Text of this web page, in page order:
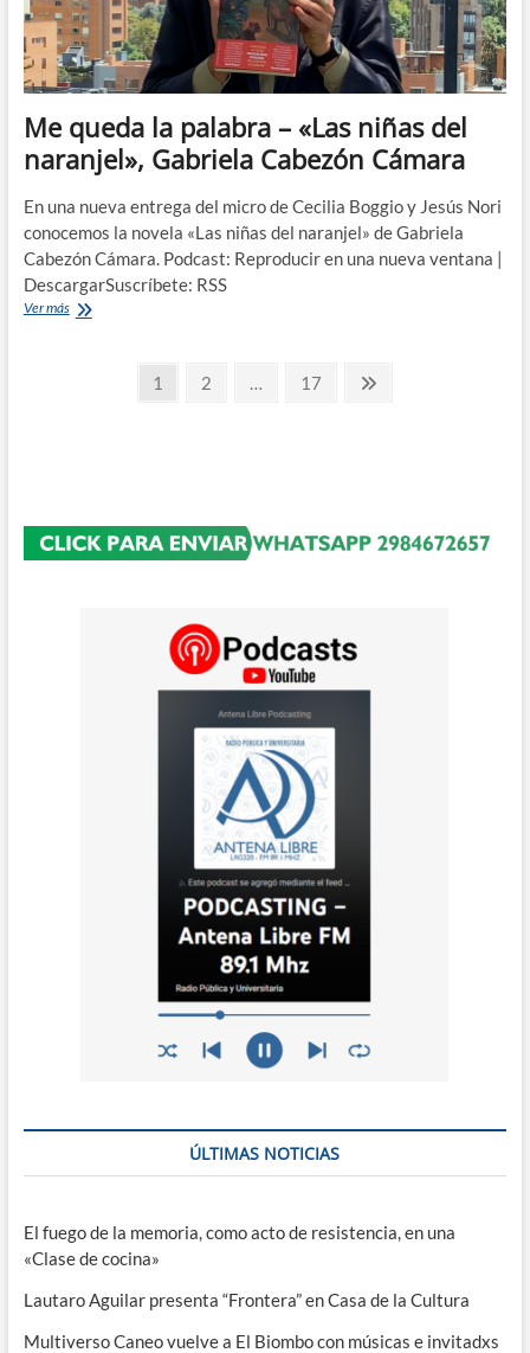
Me queda la palabra – «Las niñas del
naranjel», Gabriela Cabezón Cámara
En una nueva entrega del micro de Cecilia Boggio y Jesús Nori
conocemos la novela «Las niñas del naranjel» de Gabriela
Cabezón Cámara. Podcast: Reproducir en una nueva ventana |
DescargarSuscríbete: RSS
Ver másMe
Cámara
PaginaciónPágina
1 Página
2 … Página
17
Página
ÚLTIMAS NOTICIAS
El fuego de la memoria, como acto de resistencia, en una
«Clase de cocina»
Lautaro Aguilar presenta “Frontera” en Casa de la Cultura
Multiverso Caneo vuelve a El Biombo con músicas e invitadxs